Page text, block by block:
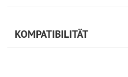
KOMPATIBILITÄT